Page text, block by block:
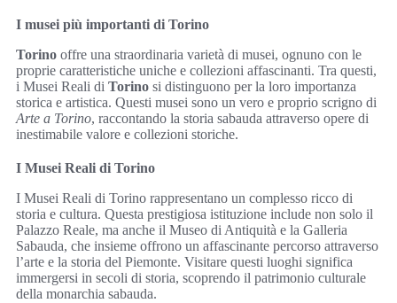
I musei più importanti di Torino
Torino offre una straordinaria varietà di musei, ognuno con le
proprie caratteristiche uniche e collezioni affascinanti. Tra questi,
i Musei Reali di Torino si distinguono per la loro importanza
storica e artistica. Questi musei sono un vero e proprio scrigno di
Arte a Torino, raccontando la storia sabauda attraverso opere di
inestimabile valore e collezioni storiche.
I Musei Reali di Torino
I Musei Reali di Torino rappresentano un complesso ricco di
storia e cultura. Questa prestigiosa istituzione include non solo il
Palazzo Reale, ma anche il Museo di Antiquità e la Galleria
Sabauda, che insieme offrono un affascinante percorso attraverso
l’arte e la storia del Piemonte. Visitare questi luoghi significa
immergersi in secoli di storia, scoprendo il patrimonio culturale
della monarchia sabauda.